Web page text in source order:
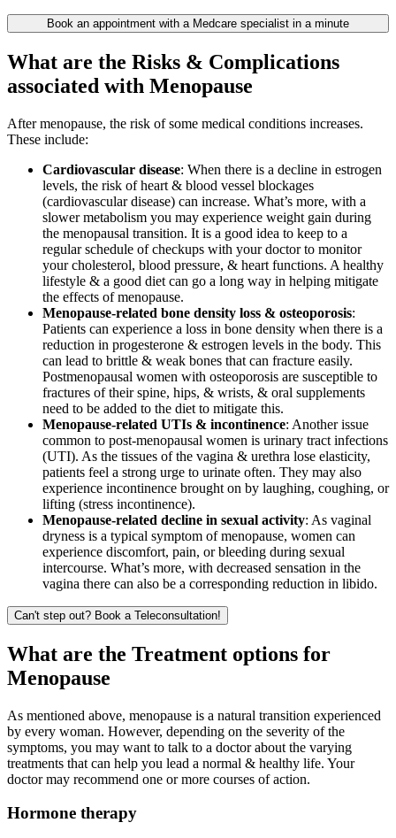
Book an appointment with a Medcare specialist in a minute
What are the Risks & Complications
associated with Menopause
After menopause, the risk of some medical conditions increases.
These include:
Cardiovascular disease: When there is a decline in estrogen
levels, the risk of heart & blood vessel blockages
(cardiovascular disease) can increase. What’s more, with a
slower metabolism you may experience weight gain during
the menopausal transition. It is a good idea to keep to a
regular schedule of checkups with your doctor to monitor
your cholesterol, blood pressure, & heart functions. A healthy
lifestyle & a good diet can go a long way in helping mitigate
the effects of menopause.
Menopause-related bone density loss & osteoporosis:
Patients can experience a loss in bone density when there is a
reduction in progesterone & estrogen levels in the body. This
can lead to brittle & weak bones that can fracture easily.
Postmenopausal women with osteoporosis are susceptible to
fractures of their spine, hips, & wrists, & oral supplements
need to be added to the diet to mitigate this.
Menopause-related UTIs & incontinence: Another issue
common to post-menopausal women is urinary tract infections
(UTI). As the tissues of the vagina & urethra lose elasticity,
patients feel a strong urge to urinate often. They may also
experience incontinence brought on by laughing, coughing, or
lifting (stress incontinence).
Menopause-related decline in sexual activity: As vaginal
dryness is a typical symptom of menopause, women can
experience discomfort, pain, or bleeding during sexual
intercourse. What’s more, with decreased sensation in the
vagina there can also be a corresponding reduction in libido.
Can't step out? Book a Teleconsultation!
What are the Treatment options for
Menopause
As mentioned above, menopause is a natural transition experienced
by every woman. However, depending on the severity of the
symptoms, you may want to talk to a doctor about the varying
treatments that can help you lead a normal & healthy life. Your
doctor may recommend one or more courses of action.
Hormone therapy